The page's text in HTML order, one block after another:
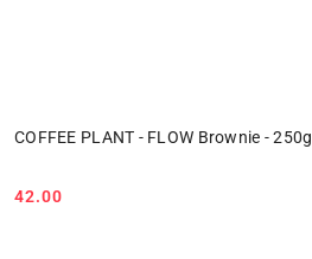
COFFEE PLANT - FLOW Brownie - 250g
Cena:
42.00